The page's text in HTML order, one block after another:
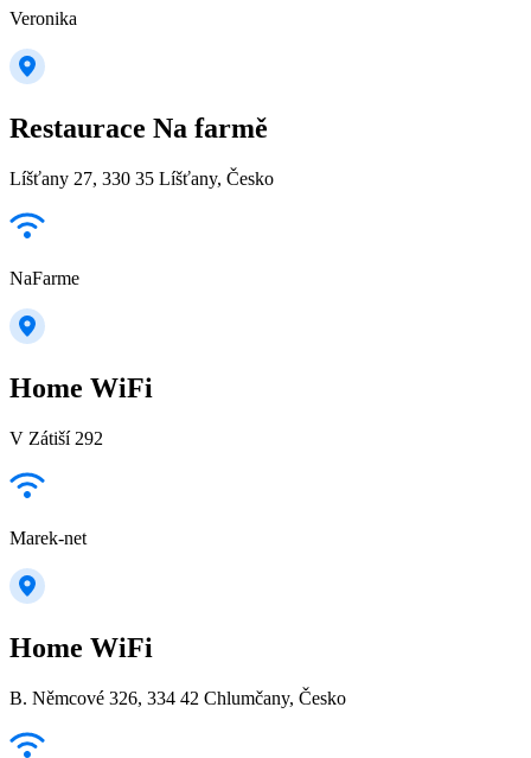
Veronika
Restaurace Na farmě
Líšťany 27, 330 35 Líšťany, Česko
NaFarme
Home WiFi
V Zátiší 292
Marek-net
Home WiFi
B. Němcové 326, 334 42 Chlumčany, Česko